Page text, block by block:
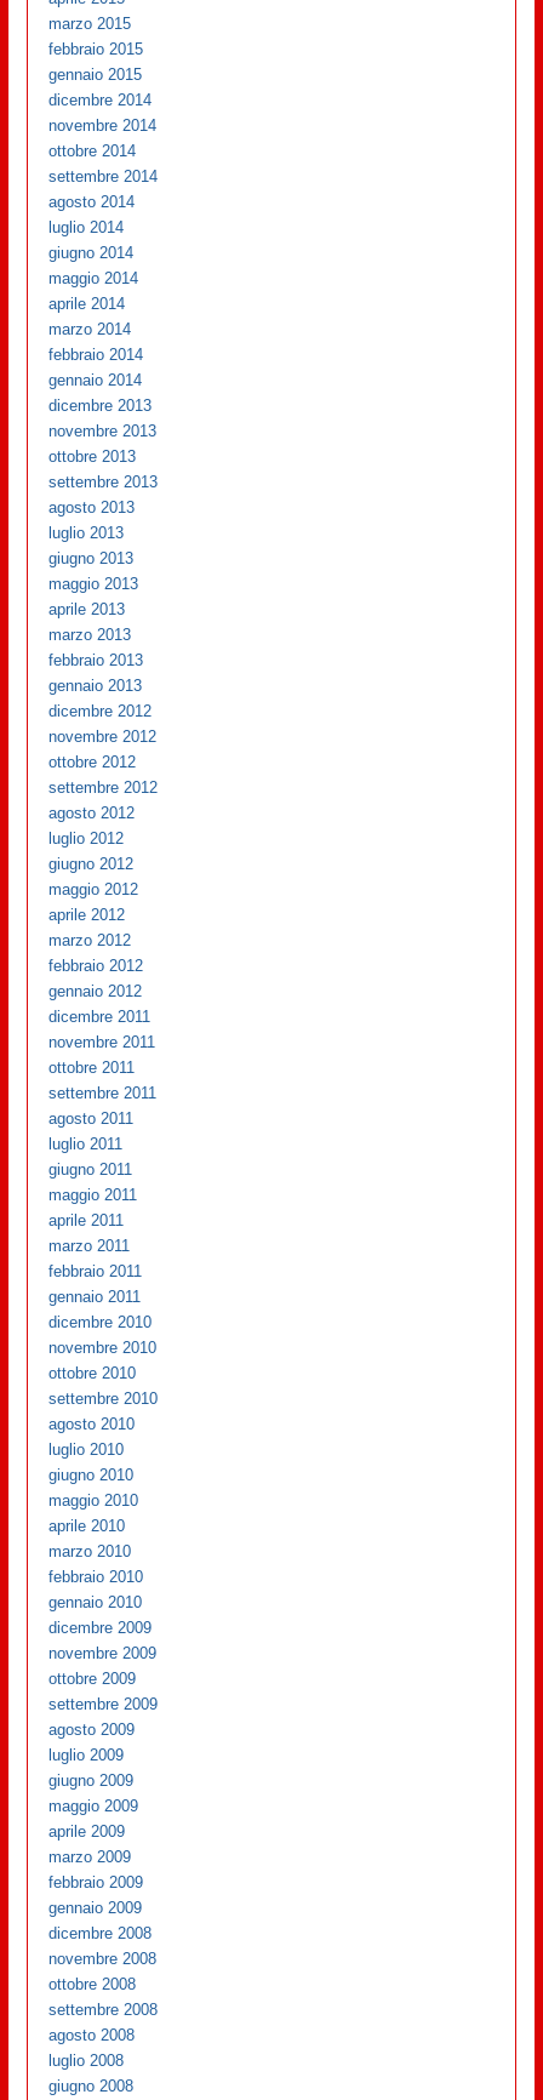
marzo 2015
febbraio 2015
gennaio 2015
dicembre 2014
novembre 2014
ottobre 2014
settembre 2014
agosto 2014
luglio 2014
giugno 2014
maggio 2014
aprile 2014
marzo 2014
febbraio 2014
gennaio 2014
dicembre 2013
novembre 2013
ottobre 2013
settembre 2013
agosto 2013
luglio 2013
giugno 2013
maggio 2013
aprile 2013
marzo 2013
febbraio 2013
gennaio 2013
dicembre 2012
novembre 2012
ottobre 2012
settembre 2012
agosto 2012
luglio 2012
giugno 2012
maggio 2012
aprile 2012
marzo 2012
febbraio 2012
gennaio 2012
dicembre 2011
novembre 2011
ottobre 2011
settembre 2011
agosto 2011
luglio 2011
giugno 2011
maggio 2011
aprile 2011
marzo 2011
febbraio 2011
gennaio 2011
dicembre 2010
novembre 2010
ottobre 2010
settembre 2010
agosto 2010
luglio 2010
giugno 2010
maggio 2010
aprile 2010
marzo 2010
febbraio 2010
gennaio 2010
dicembre 2009
novembre 2009
ottobre 2009
settembre 2009
agosto 2009
luglio 2009
giugno 2009
maggio 2009
aprile 2009
marzo 2009
febbraio 2009
gennaio 2009
dicembre 2008
novembre 2008
ottobre 2008
settembre 2008
agosto 2008
luglio 2008
giugno 2008